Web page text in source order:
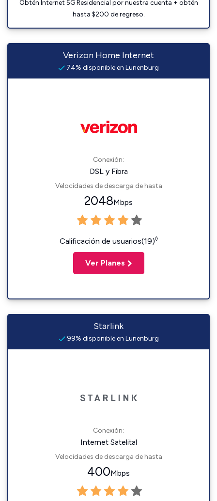
Obtén Internet 5G Residencial por nuestra cuenta + obtén
hasta $200 de regreso.
Verizon Home Internet
74% disponible en Lunenburg
Conexión:
DSL y Fibra
Velocidades de descarga de hasta
2048Mbps
Calificación de usuarios(19)◊
Ver Planes
Starlink
99% disponible en Lunenburg
Conexión:
Internet Satelital
Velocidades de descarga de hasta
400Mbps